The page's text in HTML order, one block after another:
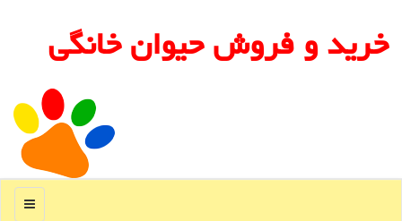
خرید و فروش حیوان خانگی
منو